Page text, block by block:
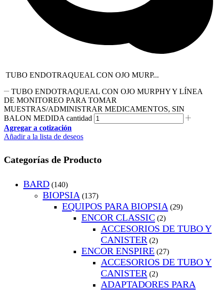
TUBO ENDOTRAQUEAL CON OJO MURP...
TUBO ENDOTRAQUEAL CON OJO MURPHY Y LÍNEA
DE MONITOREO PARA TOMAR
MUESTRAS/ADMINISTRAR MEDICAMENTOS, SIN
BALON MEDIDA cantidad
Agregar a cotización
Añadir a la lista de deseos
Categorías de Producto
BARD (140)
BIOPSIA (137)
EQUIPOS PARA BIOPSIA (29)
ENCOR CLASSIC (2)
ACCESORIOS DE TUBO Y
CANISTER (2)
ENCOR ENSPIRE (27)
ACCESORIOS DE TUBO Y
CANISTER (2)
ADAPTADORES PARA